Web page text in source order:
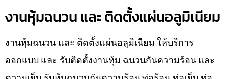
งานหุ้มฉนวน และ ติดตั้งแผ่นอลูมิเนียม
งานหุ้มฉนวน และ ติดตั้งแผ่นอลูมิเนียม ให้บริการ
ออกแบบ และ รับติดตั้งงานหุ้ม ฉนวนกันความร้อน และ